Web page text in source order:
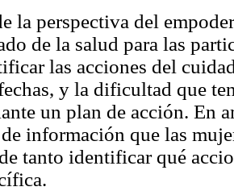
la perspectiva del
de la salud para las
las acciones del
y la dificultad que
un plan de acción. En
información que las
tanto identificar qué